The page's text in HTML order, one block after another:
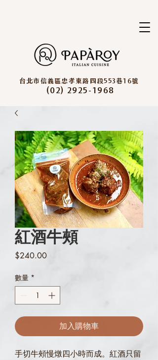
台北市信義區忠孝東路四段553巷16號
(02) 2925-1968
紅酒牛頰
$240.00價
數量 *
加入購物車
手切牛頰慢燉四小時而成。紅酒只留